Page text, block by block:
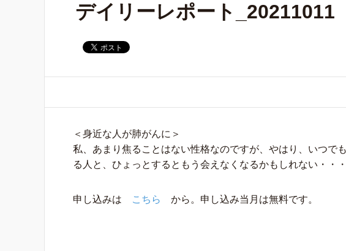
デイリーレポート_20211011
＜身近な人が肺がんに＞
私、あまり焦ることはない性格なのですが、やはり、いつで
る人と、ひょっとするともう会えなくなるかもしれない・・・
申し込みは こちら から。申し込み当月は無料です。